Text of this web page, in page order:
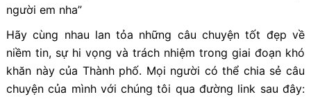
người em nha”
Hãy cùng nhau lan tỏa những câu chuyện tốt đẹp về
niềm tin, sự hi vọng và trách nhiệm trong giai đoạn khó
khăn này của Thành phố. Mọi người có thể chia sẻ câu
chuyện của mình với chúng tôi qua đường link sau đây: